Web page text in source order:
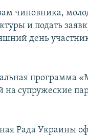
чиновника,
и подать
день
программа
на супружеские
Рада Украины